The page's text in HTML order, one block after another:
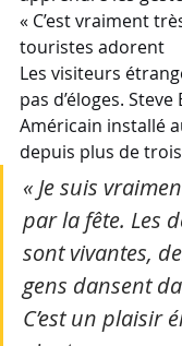
« C’est vraiment
touristes adorent
Les visiteurs
pas d’éloges.
Américain installé
depuis plus de
« Je suis
par la fête. Les
sont vivantes,
gens dansent
C’est un plaisir